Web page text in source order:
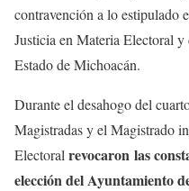
contravención a lo estipulado
Justicia en Materia Electoral
Estado de Michoacán.
Durante el desahogo del
Magistradas y el Magistrado
Electoral revocaron las
elección del Ayuntamiento